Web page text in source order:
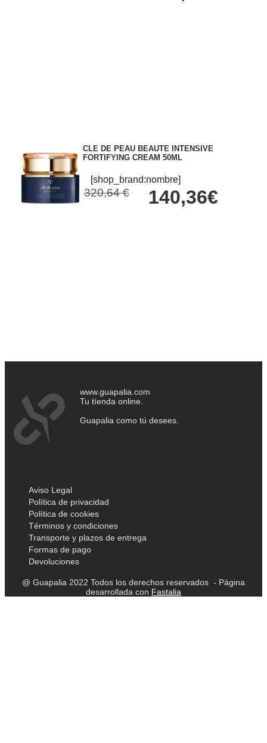
CLE DE PEAU BEAUTE INTENSIVE
FORTIFYING CREAM 50ML
[shop_brand:nombre]
320,64 € 140,36€
www.guapalia.com
Tu tíenda online.
Guapalia como tú desees.
Aviso Legal
Política de privacidad
Política de cookies
Términos y condiciones
Transporte y plazos de entrega
Formas de pago
Devoluciones
@ Guapalia 2022 Todos los derechos reservados - Página
desarrollada con Fastalia